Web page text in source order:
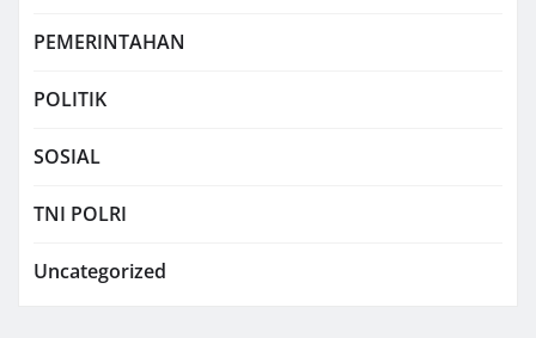
PEMERINTAHAN
POLITIK
SOSIAL
TNI POLRI
Uncategorized